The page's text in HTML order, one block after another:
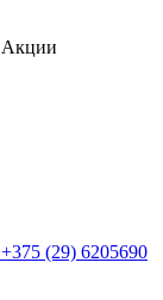
Акции
+375 (29) 6205690